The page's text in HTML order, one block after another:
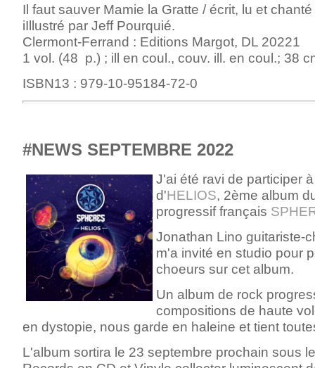
Il faut sauver Mamie la Gratte / écrit, lu et
iIllustré par Jeff Pourquié.
Clermont-Ferrand : Editions Margot, DL 20221
1 vol. (48 p.) ; ill en coul., couv. ill. en coul.; 38
ISBN13 : 979-10-95184-72-0
#NEWS SEPTEMBRE 2022
J'ai été ravi de participer
d'HELIOS, 2ème album
progressif français
Jonathan Lino guitariste-
m'a invité en studio pour
choeurs sur cet album.
Un album de rock
compositions de haute
en dystopie, nous garde en haleine et tient
L'album sortira le 23 septembre prochain sous